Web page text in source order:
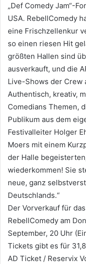
„Def Comedy Jam“-
USA. RebellComedy
eine Frischzellenkur
so einen riesen Hit
größten Hallen sind
ausverkauft, und die
Live-Shows der Crew
Authentisch, kreativ,
Comedians Themen,
Publikum aus dem
Festivalleiter Holger
Moers mit einem
der Halle
wiederkommen! Sie
neue, ganz
Deutschlands.“
Der Vorverkauf für
RebellComedy am
September, 20 Uhr
Tickets gibt es für
AD Ticket / Reservix